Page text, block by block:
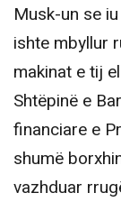
Musk-un se
ishte mbyllur
makinat e tij
Shtëpinë e
financiare e
shumë
vazhduar